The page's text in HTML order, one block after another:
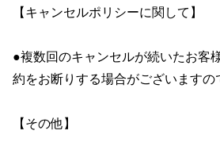
【キャンセルポリシーに関して】
●複数回のキャンセルが続いたお客
約をお断りする場合がございますの
【その他】